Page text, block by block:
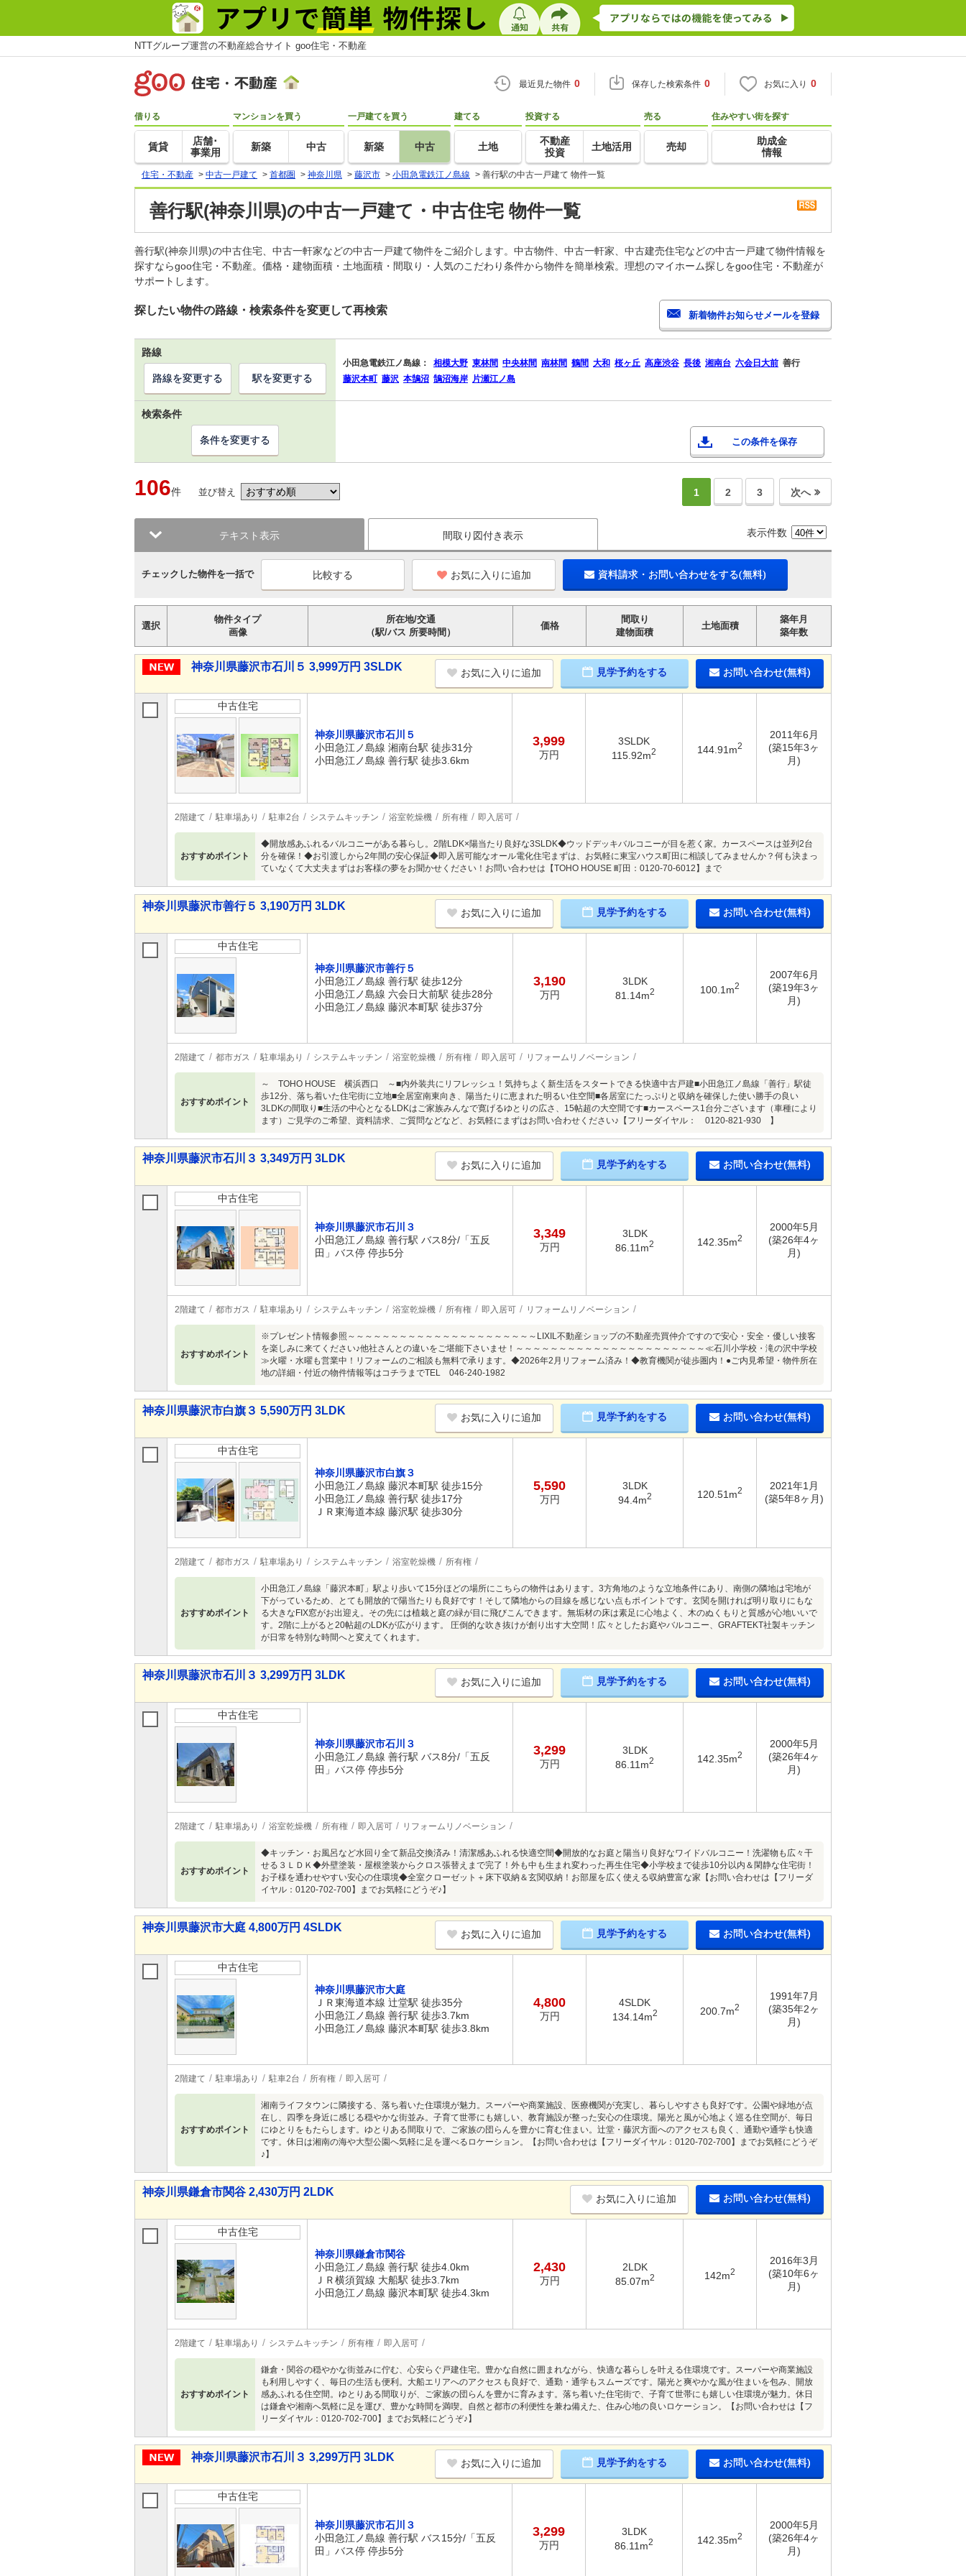
NTTグループ運営の不動産総合サイト goo住宅・不動産
最近見た物件 0 保存した検索条件 0 お気に入り 0
借りる
賃貸
店舗･
事業用
マンションを買う
新築 中古
一戸建てを買う
新築 中古
建てる
土地
投資する
不動産
投資
土地活用
売る
売却
住みやすい街を探す
助成金
情報
住宅・不動産 > 中古一戸建て > 首都圏 > 神奈川県 > 藤沢市 > 小田急電鉄江ノ島線 > 善行駅の中古一戸建て 物件一覧
善行駅(神奈川県)の中古一戸建て・中古住宅 物件一覧
善行駅(神奈川県)の中古住宅、中古一軒家などの中古一戸建て物件をご紹介します。中古物件、中古一軒家、中古建売住宅などの中古一戸建て物件情報を
探すならgoo住宅・不動産。価格・建物面積・土地面積・間取り・人気のこだわり条件から物件を簡単検索。理想のマイホーム探しをgoo住宅・不動産が
サポートします。
探したい物件の路線・検索条件を変更して再検索
路線
小田急電鉄江ノ島線： 相模大野 東林間 中央林間 南林間 鶴間 大和 桜ヶ丘 高座渋谷 長後 湘南台 六会日大前 善行
藤沢本町 藤沢 本鵠沼 鵠沼海岸 片瀬江ノ島
路線を変更する 駅を変更する
検索条件
この条件を保存
条件を変更する
106件 並び替え 1 2 3 次へ
テキスト表示 間取り図付き表示 表示件数
チェックした物件を一括で お気に入りに追加 資料請求・お問い合わせをする(無料)
選択
物件タイプ
画像
所在地/交通
（駅/バス 所要時間）
価格
間取り
建物面積
土地面積
築年月
築年数
神奈川県藤沢市石川５ 3,999万円 3SLDK お気に入りに追加 見学予約をする お問い合わせ(無料)
中古住宅
神奈川県藤沢市石川５
小田急江ノ島線 湘南台駅 徒歩31分
小田急江ノ島線 善行駅 徒歩3.6km
3,999
万円
3SLDK
115.92m2 144.91m2
2011年6月
(築15年3ヶ
月)
2階建て 駐車場あり 駐車2台 システムキッチン 浴室乾燥機 所有権 即入居可
おすすめポイント
◆開放感あふれるバルコニーがある暮らし。2階LDK×陽当たり良好な3SLDK◆ウッドデッキバルコニーが目を惹く家。カースペースは並列2台
分を確保！◆お引渡しから2年間の安心保証◆即入居可能なオール電化住宅まずは、お気軽に東宝ハウス町田に相談してみませんか？何も決まっ
ていなくて大丈夫まずはお客様の夢をお聞かせください！お問い合わせは【TOHO HOUSE 町田：0120-70-6012】まで
神奈川県藤沢市善行５ 3,190万円 3LDK
お気に入りに追加 見学予約をする お問い合わせ(無料)
中古住宅
神奈川県藤沢市善行５
小田急江ノ島線 善行駅 徒歩12分
小田急江ノ島線 六会日大前駅 徒歩28分
小田急江ノ島線 藤沢本町駅 徒歩37分
3,190
万円
3LDK
81.14m2 100.1m2
2007年6月
(築19年3ヶ
月)
2階建て 都市ガス 駐車場あり システムキッチン 浴室乾燥機 所有権 即入居可 リフォームリノベーション
おすすめポイント
～ TOHO HOUSE 横浜西口 ～■内外装共にリフレッシュ！気持ちよく新生活をスタートできる快適中古戸建■小田急江ノ島線「善行」駅徒
歩12分、落ち着いた住宅街に立地■全居室南東向き、陽当たりに恵まれた明るい住空間■各居室にたっぷりと収納を確保した使い勝手の良い
3LDKの間取り■生活の中心となるLDKはご家族みんなで寛げるゆとりの広さ、15帖超の大空間です■カースペース1台分ございます（車種により
ます）ご見学のご希望、資料請求、ご質問などなど、お気軽にまずはお問い合わせください♪【フリーダイヤル： 0120-821-930 】
神奈川県藤沢市石川３ 3,349万円 3LDK
お気に入りに追加 見学予約をする お問い合わせ(無料)
中古住宅
神奈川県藤沢市石川３
小田急江ノ島線 善行駅 バス8分/「五反
田」バス停 停歩5分
3,349
万円
3LDK
86.11m2 142.35m2
2000年5月
(築26年4ヶ
月)
2階建て 都市ガス 駐車場あり システムキッチン 浴室乾燥機 所有権 即入居可 リフォームリノベーション
おすすめポイント
※プレゼント情報参照～～～～～～～～～～～～～～～～～～～～～～LIXIL不動産ショップの不動産売買仲介ですので安心・安全・優しい接客
を楽しみに来てください♪他社さんとの違いをご堪能下さいませ！～～～～～～～～～～～～～～～～～～～～～～≪石川小学校・滝の沢中学校
≫火曜・水曜も営業中！リフォームのご相談も無料で承ります。◆2026年2月リフォーム済み！◆教育機関が徒歩圏内！●ご内見希望・物件所在
地の詳細・付近の物件情報等はコチラまでTEL 046-240-1982
神奈川県藤沢市白旗３ 5,590万円 3LDK
お気に入りに追加 見学予約をする お問い合わせ(無料)
中古住宅
神奈川県藤沢市白旗３
小田急江ノ島線 藤沢本町駅 徒歩15分
小田急江ノ島線 善行駅 徒歩17分
ＪＲ東海道本線 藤沢駅 徒歩30分
5,590
万円
3LDK
94.4m2 120.51m2
2021年1月
(築5年8ヶ月)
2階建て 都市ガス 駐車場あり システムキッチン 浴室乾燥機 所有権
おすすめポイント
小田急江ノ島線「藤沢本町」駅より歩いて15分ほどの場所にこちらの物件はあります。3方角地のような立地条件にあり、南側の隣地は宅地が
下がっているため、とても開放的で陽当たりも良好です！そして隣地からの目線を感じない点もポイントです。玄関を開ければ明り取りにもな
る大きなFIX窓がお出迎え。その先には植栽と庭の緑が目に飛びこんできます。無垢材の床は素足に心地よく、木のぬくもりと質感が心地いいで
す。2階に上がると20帖超のLDKが広がります。 圧倒的な吹き抜けが創り出す大空間！広々としたお庭やバルコニー、GRAFTEKT社製キッチン
が日常を特別な時間へと変えてくれます。
神奈川県藤沢市石川３ 3,299万円 3LDK
お気に入りに追加 見学予約をする お問い合わせ(無料)
中古住宅
神奈川県藤沢市石川３
小田急江ノ島線 善行駅 バス8分/「五反
田」バス停 停歩5分
3,299
万円
3LDK
86.11m2 142.35m2
2000年5月
(築26年4ヶ
月)
2階建て 駐車場あり 浴室乾燥機 所有権 即入居可 リフォームリノベーション
おすすめポイント
◆キッチン・お風呂など水回り全て新品交換済み！清潔感あふれる快適空間◆開放的なお庭と陽当り良好なワイドバルコニー！洗濯物も広々干
せる３ＬＤＫ◆外壁塗装・屋根塗装からクロス張替えまで完了！外も中も生まれ変わった再生住宅◆小学校まで徒歩10分以内＆閑静な住宅街！
お子様を通わせやすい安心の住環境◆全室クローゼット＋床下収納＆玄関収納！お部屋を広く使える収納豊富な家【お問い合わせは【フリーダ
イヤル：0120-702-700】までお気軽にどうぞ♪】
神奈川県藤沢市大庭 4,800万円 4SLDK
お気に入りに追加 見学予約をする お問い合わせ(無料)
中古住宅
神奈川県藤沢市大庭
ＪＲ東海道本線 辻堂駅 徒歩35分
小田急江ノ島線 善行駅 徒歩3.7km
小田急江ノ島線 藤沢本町駅 徒歩3.8km
4,800
万円
4SLDK
134.14m2 200.7m2
1991年7月
(築35年2ヶ
月)
2階建て 駐車場あり 駐車2台 所有権 即入居可
おすすめポイント
湘南ライフタウンに隣接する、落ち着いた住環境が魅力。スーパーや商業施設、医療機関が充実し、暮らしやすさも良好です。公園や緑地が点
在し、四季を身近に感じる穏やかな街並み。子育て世帯にも嬉しい、教育施設が整った安心の住環境。陽光と風が心地よく巡る住空間が、毎日
にゆとりをもたらします。ゆとりある間取りで、ご家族の団らんを豊かに育む住まい。辻堂・藤沢方面へのアクセスも良く、通勤や通学も快適
です。休日は湘南の海や大型公園へ気軽に足を運べるロケーション。【お問い合わせは【フリーダイヤル：0120-702-700】までお気軽にどうぞ
♪】
神奈川県鎌倉市関谷 2,430万円 2LDK
お気に入りに追加 お問い合わせ(無料)
中古住宅
神奈川県鎌倉市関谷
小田急江ノ島線 善行駅 徒歩4.0km
ＪＲ横須賀線 大船駅 徒歩3.7km
小田急江ノ島線 藤沢本町駅 徒歩4.3km
2,430
万円
2LDK
85.07m2 142m2
2016年3月
(築10年6ヶ
月)
2階建て 駐車場あり システムキッチン 所有権 即入居可
おすすめポイント
鎌倉・関谷の穏やかな街並みに佇む、心安らぐ戸建住宅。豊かな自然に囲まれながら、快適な暮らしを叶える住環境です。スーパーや商業施設
も利用しやすく、毎日の生活も便利。大船エリアへのアクセスも良好で、通勤・通学もスムーズです。陽光と爽やかな風が住まいを包み、開放
感あふれる住空間。ゆとりある間取りが、ご家族の団らんを豊かに育みます。落ち着いた住宅街で、子育て世帯にも嬉しい住環境が魅力。休日
は鎌倉や湘南へ気軽に足を運び、豊かな時間を満喫。自然と都市の利便性を兼ね備えた、住み心地の良いロケーション。【お問い合わせは【フ
リーダイヤル：0120-702-700】までお気軽にどうぞ♪】
神奈川県藤沢市石川３ 3,299万円 3LDK お気に入りに追加 見学予約をする お問い合わせ(無料)
中古住宅
神奈川県藤沢市石川３
小田急江ノ島線 善行駅 バス15分/「五反
田」バス停 停歩5分
3,299
万円
3LDK
86.11m2 142.35m2
2000年5月
(築26年4ヶ
月)